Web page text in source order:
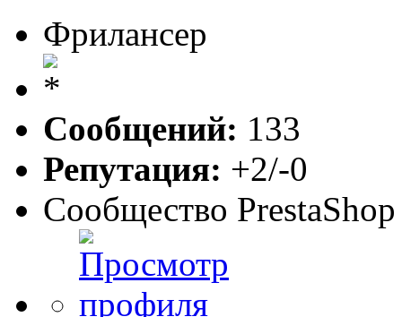
Фрилансер
Сообщений: 133
Репутация: +2/-0
Сообщество PrestaShop